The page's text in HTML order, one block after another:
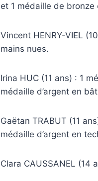
et 1 médaille de
Vincent HENRY-VIEL
mains nues.
Irina HUC (11 ans) : 1
médaille d’argent en
Gaëtan TRABUT (11
médaille d’argent en
Clara CAUSSANEL (14